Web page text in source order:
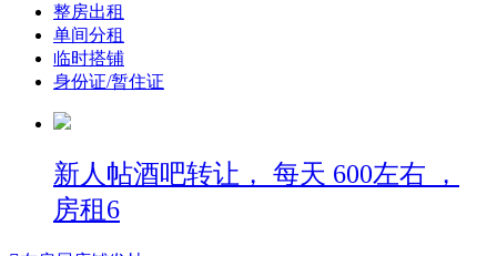
整房出租
单间分租
临时搭铺
身份证/暂住证
新人帖酒吧转让， 每天 600左右 ，
房租6